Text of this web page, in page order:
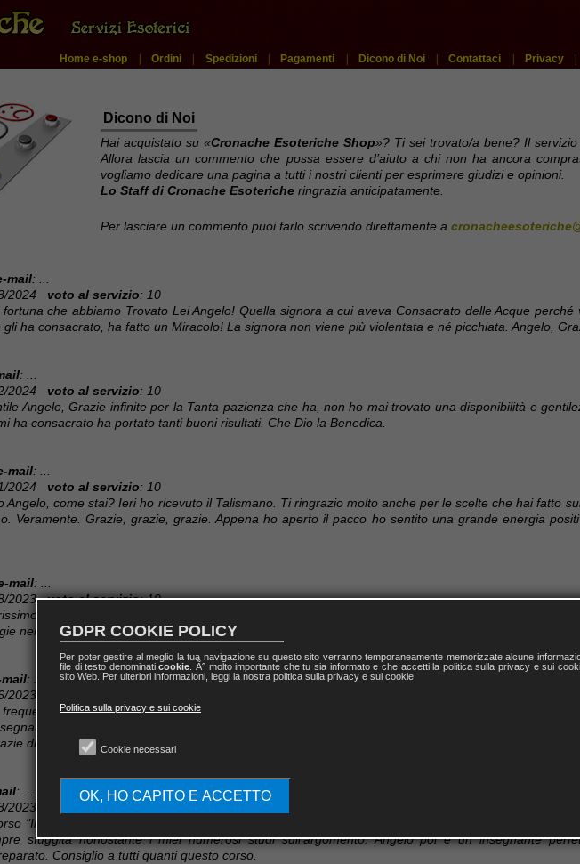
Home e-shop | Ordini | Spedizioni | Pagamenti | Dicono di Noi | Contattaci | Privacy |
Dicono di Noi
Hai acquistato su «Cronache Esoteriche Shop»? Ti sei trovato/a bene? Il
Allora lascia un commento che possa essere d’aiuto a chi non ha ancora
vogliamo dedicare una pagina a tutti i nostri clienti per esprimere giudizi e opinioni.
Lo Staff di Cronache Esoteriche ringrazia anticipatamente.
Per lasciare un commento puoi farlo scrivendo direttamente a
mail: ...
2024 voto al servizio: 10
che abbiamo Trovato Lei Angelo! Quella signora a cui aveva Consacrato delle Acque
ha consacrato, ha fatto un Miracolo! La signora non viene più violentata e né picchiata. Angelo,
: ...
2024 voto al servizio: 10
Angelo, Grazie infinite per la Tanta pazienza che ha, non ho mai trovato una disponibilità e
ha consacrato ha portato tanti buoni risultati. Che Dio la Benedica.
mail: ...
2024 voto al servizio: 10
Angelo, come stai? Ieri ho ricevuto il Talismano. Ti ringrazio molto anche per le scelte che hai fatto
Veramente. Grazie, grazie, grazie. Appena ho aperto il pacco ho sentito una grande energia
mail: ...
2023voto al servizio: 10
Maestro e Amico!! Grazie per tanto Angelo, mi hai insegnato tantissimo e io ho potuto
nere e sono felicissima!!!!
: ...
2023
sia il corso "Il Risveglio dei Magi", sia "L'Adorazione dei Magi". Mi mancano le
è davvero speciale. Spero di frequentare altri futuri corsi. Grazie infinite Angelo, per
di Cuore.
: ...
2023 voto al servizio
"Il Risveglio dei Magi" è stata un esperienza unica per me. Finalmente sono riuscita a trovare la
sfuggita nonostante i miei numerosi studi sull'argomento. Angelo poi è un insegnante
Consiglio a tutti quanti questo corso.
GDPR COOKIE POLICY
Per poter gestire al meglio la tua navigazione su questo sito verranno temporaneamente memorizzate alcune
file di testo denominaticookie . Ãˆ molto importante che tu sia informato e che accetti la politica sulla privacy e sui
sito Web. Per ulteriori informazioni, leggi la nostra politica sulla privacy e sui cookie.
Politica sulla privacy e sui cookie
Cookie necessari
OK, HO CAPITO E ACCETTO